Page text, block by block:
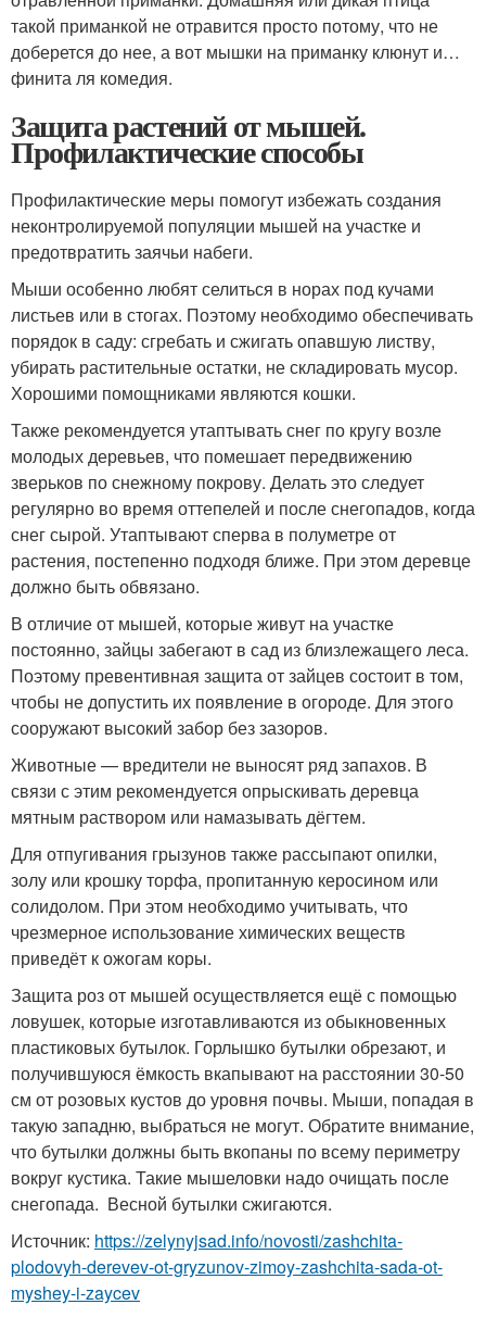
такой приманкой не отравится просто потому, что не
доберется до нее, а вот мышки на приманку клюнут и…
финита ля комедия.
Защита растений от мышей.
Профилактические способы
Профилактические меры помогут избежать создания
неконтролируемой популяции мышей на участке и
предотвратить заячьи набеги.
Мыши особенно любят селиться в норах под кучами
листьев или в стогах. Поэтому необходимо обеспечивать
порядок в саду: сгребать и сжигать опавшую листву,
убирать растительные остатки, не складировать мусор.
Хорошими помощниками являются кошки.
Также рекомендуется утаптывать снег по кругу возле
молодых деревьев, что помешает передвижению
зверьков по снежному покрову. Делать это следует
регулярно во время оттепелей и после снегопадов, когда
снег сырой. Утаптывают сперва в полуметре от
растения, постепенно подходя ближе. При этом деревце
должно быть обвязано.
В отличие от мышей, которые живут на участке
постоянно, зайцы забегают в сад из близлежащего леса.
Поэтому превентивная защита от зайцев состоит в том,
чтобы не допустить их появление в огороде. Для этого
сооружают высокий забор без зазоров.
Животные — вредители не выносят ряд запахов. В
связи с этим рекомендуется опрыскивать деревца
мятным раствором или намазывать дёгтем.
Для отпугивания грызунов также рассыпают опилки,
золу или крошку торфа, пропитанную керосином или
солидолом. При этом необходимо учитывать, что
чрезмерное использование химических веществ
приведёт к ожогам коры.
Защита роз от мышей осуществляется ещё с помощью
ловушек, которые изготавливаются из обыкновенных
пластиковых бутылок. Горлышко бутылки обрезают, и
получившуюся ёмкость вкапывают на расстоянии 30-50
см от розовых кустов до уровня почвы. Мыши, попадая в
такую западню, выбраться не могут. Обратите внимание,
что бутылки должны быть вкопаны по всему периметру
вокруг кустика. Такие мышеловки надо очищать после
снегопада. Весной бутылки сжигаются.
Источник: https://zelynyjsad.info/novosti/zashchita-
plodovyh-derevev-ot-gryzunov-zimoy-zashchita-sada-ot-
myshey-i-zaycev